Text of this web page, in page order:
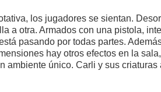
los jugadores se sientan.
a otra. Armados con una pistola,
pasando por todas partes.
hay otros efectos en la
ambiente único. Carli y sus criaturas